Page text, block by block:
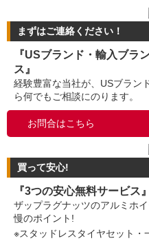
まずはご連絡ください！
『USブランド・輸入ブラ
ス』
経験豊富な当社が、USブラン
ら何でもご相談にのります。
お問合はこちら
買って安心!
『3つの安心無料サービス』
ザップラグナッツのアルミホ
慢のポイント!
※スタッドレスタイヤセット・